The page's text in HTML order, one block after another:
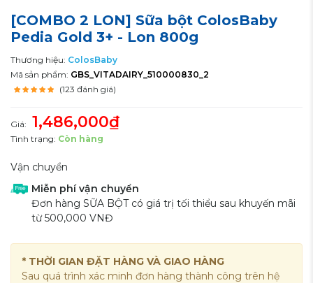
[COMBO 2 LON] Sữa bột ColosBaby
Pedia Gold 3+ - Lon 800g
Thương hiệu: ColosBaby
Mã sản phẩm: GBS_VITADAIRY_510000830_2
(123 đánh giá)
Giá: 1,486,000₫
Tình trạng: Còn hàng
Vận chuyển
Miễn phí vận chuyển
Đơn hàng SỮA BỘT có giá trị tối thiểu sau khuyến mãi
từ 500,000 VNĐ
* THỜI GIAN ĐẶT HÀNG VÀ GIAO HÀNG
Sau quá trình xác minh đơn hàng thành công trên hệ